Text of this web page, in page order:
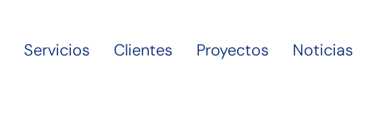
Servicios Clientes Proyectos Noticias